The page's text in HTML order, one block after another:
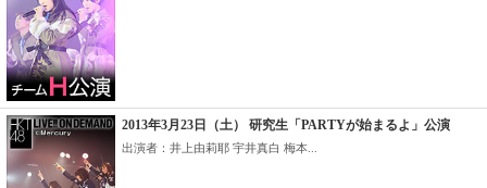
2013年3月23日（土） 研究生「PARTYが始まるよ」公演
出演者：井上由莉耶 宇井真白 梅本...